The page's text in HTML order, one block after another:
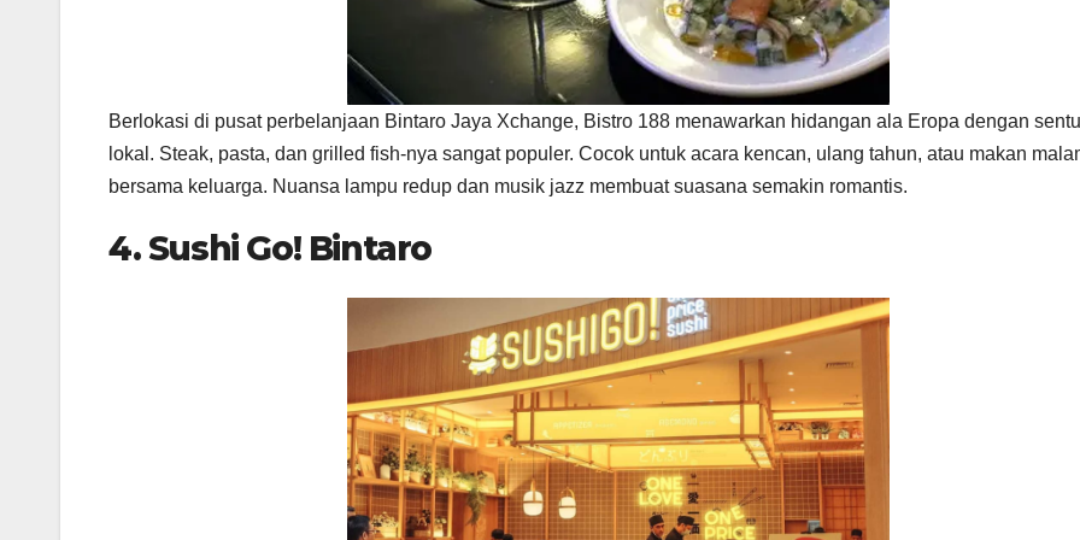
Berlokasi di pusat perbelanjaan Bintaro Jaya Xchange, Bistro 188 menawarkan hidangan ala Eropa dengan
lokal. Steak, pasta, dan grilled fish-nya sangat populer. Cocok untuk acara kencan, ulang tahun, atau makan
bersama keluarga. Nuansa lampu redup dan musik jazz membuat suasana semakin romantis.
4. Sushi Go! Bintaro